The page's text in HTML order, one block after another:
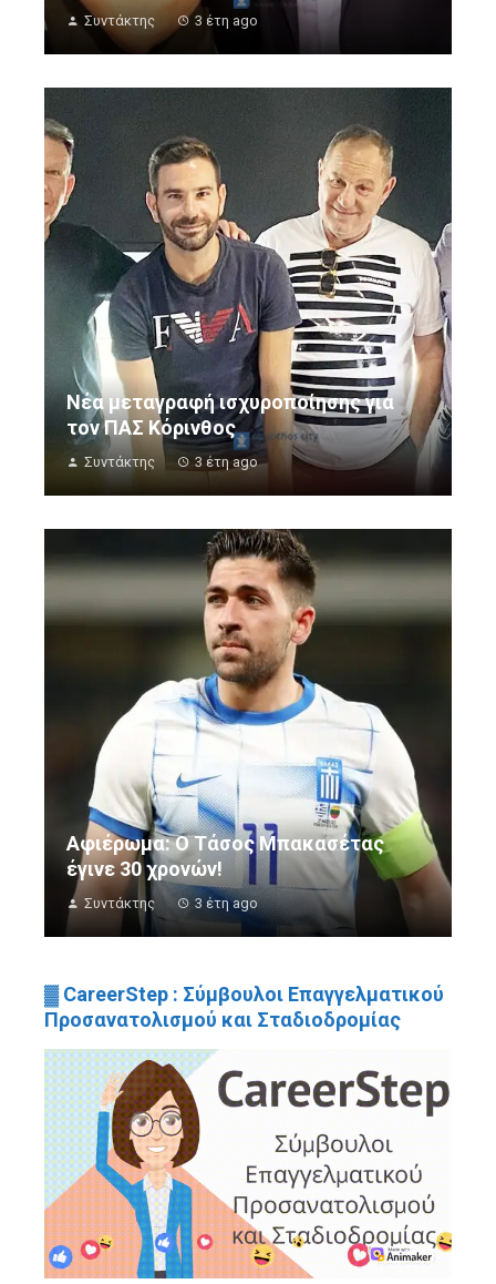
Συντάκτης 3 έτη ago
Νέα μεταγραφή ισχυροποίησης για
τον ΠΑΣ Κόρινθος
Συντάκτης 3 έτη ago
Αφιέρωμα: Ο Τάσος Μπακασέτας
έγινε 30 χρονών!
Συντάκτης 3 έτη ago
▓ CareerStep : Σύμβουλοι Επαγγελματικού
Προσανατολισμού και Σταδιοδρομίας